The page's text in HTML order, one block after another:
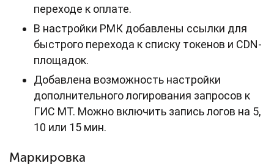
переходе к оплате.
В настройки РМК добавлены ссылки для
быстрого перехода к списку токенов и CDN-
площадок.
Добавлена возможность настройки
дополнительного логирования запросов к
ГИС МТ. Можно включить запись логов на 5,
10 или 15 мин.
Маркировка